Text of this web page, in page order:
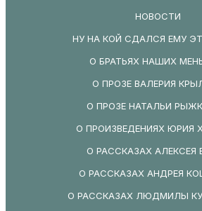
НОВОСТИ
НУ НА КОЙ СДАЛСЯ ЕМУ
О БРАТЬЯХ НАШИХ
О ПРОЗЕ ВАЛЕРИЯ
О ПРОЗЕ НАТАЛЬИ
О ПРОИЗВЕДЕНИЯХ ЮРИЯ
О РАССКАЗАХ АЛЕКСЕЯ
О РАССКАЗАХ АНДРЕЯ
О РАССКАЗАХ ЛЮДМИЛЫ